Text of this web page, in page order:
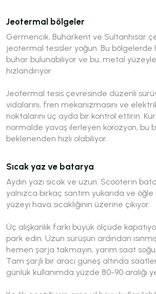
Jeotermal bölgeler
Germencik, Buharkent ve Sultanhisar
jeotermal tesisler yoğun. Bu bölgelerde
buhar bulunabiliyor ve bu, metal
hızlandırıyor.
Jeotermal tesis çevresinde düzenli
vidalarını, fren mekanizmasını ve
noktalarını üç ayda bir kontrol ettirin.
normalde yavaş ilerleyen korozyon, bu
beklenenden hızlı olabiliyor.
Sıcak yaz ve batarya
Aydın yazı sıcak ve uzun. Scooterın
yalnızca birkaç santim yukarıda ve
yüzeyi hava sıcaklığının üzerine çıkıyor.
Üç alışkanlık farkı büyük ölçüde
park edin. Uzun sürüşün ardından
hemen şarja takmayın, yarım saat
Tam şarjlı bir aracı güneş altında
günlük kullanımda yüzde 80-90 aralığı